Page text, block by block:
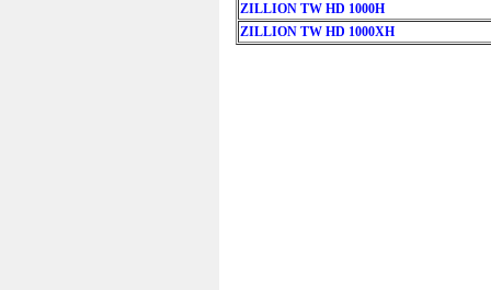
ZILLION TW HD 1000H
ZILLION TW HD 1000XH